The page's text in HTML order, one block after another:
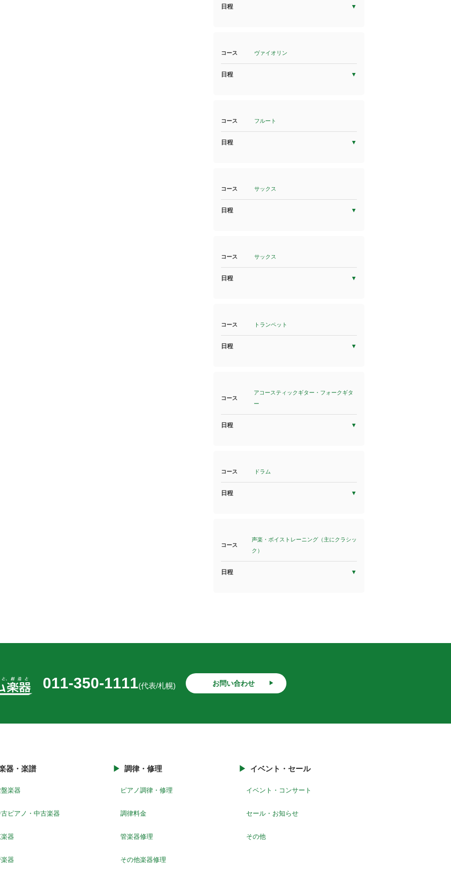
日程
コース ヴァイオリン
日程
コース フルート
日程
コース サックス
日程
コース サックス
日程
コース トランペット
日程
コース
アコースティックギター・フォークギタ
ー
日程
コース ドラム
日程
コース
声楽・ボイストレーニング（主にクラシッ
ク）
日程
011-350-1111(代表/札幌) お問い合わせ
器・楽譜
楽器
ピアノ・中古楽器
器
器
調律・修理
ピアノ調律・修理
調律料金
管楽器修理
その他楽器修理
イベント・セール
イベント・コンサート
セール・お知らせ
その他